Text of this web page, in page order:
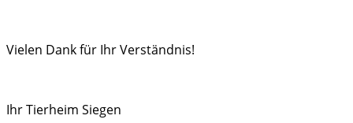
Vielen Dank für Ihr Verständnis!
Ihr Tierheim Siegen